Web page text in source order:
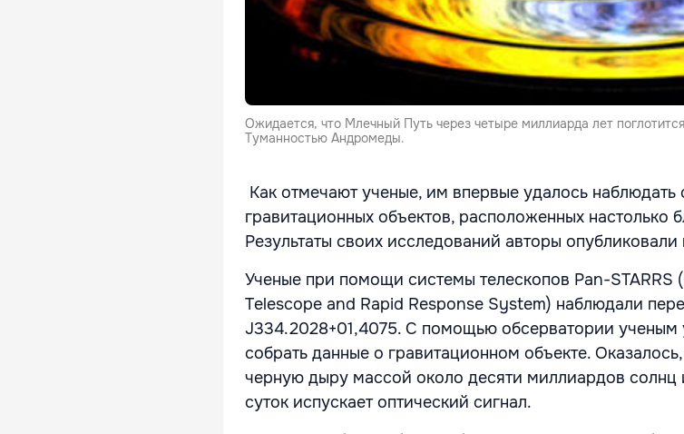
Ожидается, что Млечный Путь через четыре миллиарда лет
Туманностью Андромеды.
Как отмечают ученые, им впервые удалось наблюдать
гравитационных объектов, расположенных настолько
Результаты своих исследований авторы
Ученые при помощи системы телескопов Pan-STARRS
Telescope and Rapid Response System) наблюдали
J334.2028+01,4075. С помощью обсерватории ученым
собрать данные о гравитационном объекте.
черную дыру массой около десяти миллиардов
суток испускает оптический сигнал.